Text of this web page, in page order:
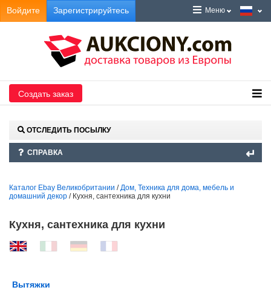
Войдите Зарегистрируйтесь Меню
Создать заказ
ОТСЛЕДИТЬ ПОСЫЛКУ
СПРАВКА
Каталог Ebay Великобритании /Дом, Техника для дома, мебель и
домашний декор / Кухня, сантехника для кухни
Кухня, сантехника для кухни
Вытяжки